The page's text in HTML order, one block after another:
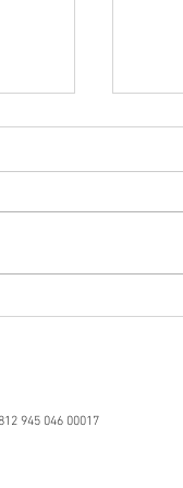
de
945 046 00017